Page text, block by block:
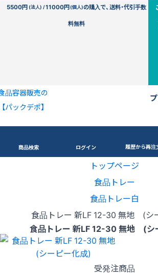
5500円(法人) /11000円(個人)の購入で、送料・代引手数
料無料
品容器販売の
【パックデポ】
商品検索 ログイン 履歴から再注
トップページ
食品トレー
食品トレー白
食品トレー 新LF 12-30 無地 (シ
食品トレー 新LF 12-30 無地 (シ
受発注商品